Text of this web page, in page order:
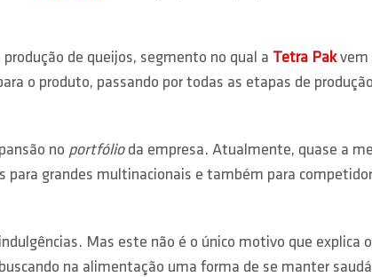
de queijos, segmento no qual a Tetra Pakvem
o produto, passando por todas as etapas de
no portfólioda empresa. Atualmente, quase a
para grandes multinacionais e também para
Mas este não é o único motivo que explica
na alimentação uma forma de se manter